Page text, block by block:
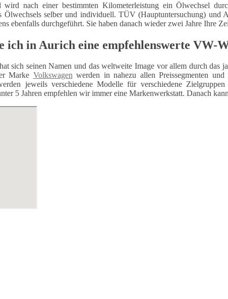
nach einer bestimmten Kilometerleistung ein Ölwechsel
Ölwechsels selber und individuell. TÜV (Hauptuntersuchung) und
ebenfalls durchgeführt. Sie haben danach wieder zwei Jahre Ihre
ich in Aurich eine empfehlenswerte VW-
hat sich seinen Namen und das weltweite Image vor allem durch das
Marke Volkswagenwerden in nahezu allen Preissegmenten
jeweils verschiedene Modelle für verschiedene
5 Jahren empfehlen wir immer eine Markenwerkstatt. Danach